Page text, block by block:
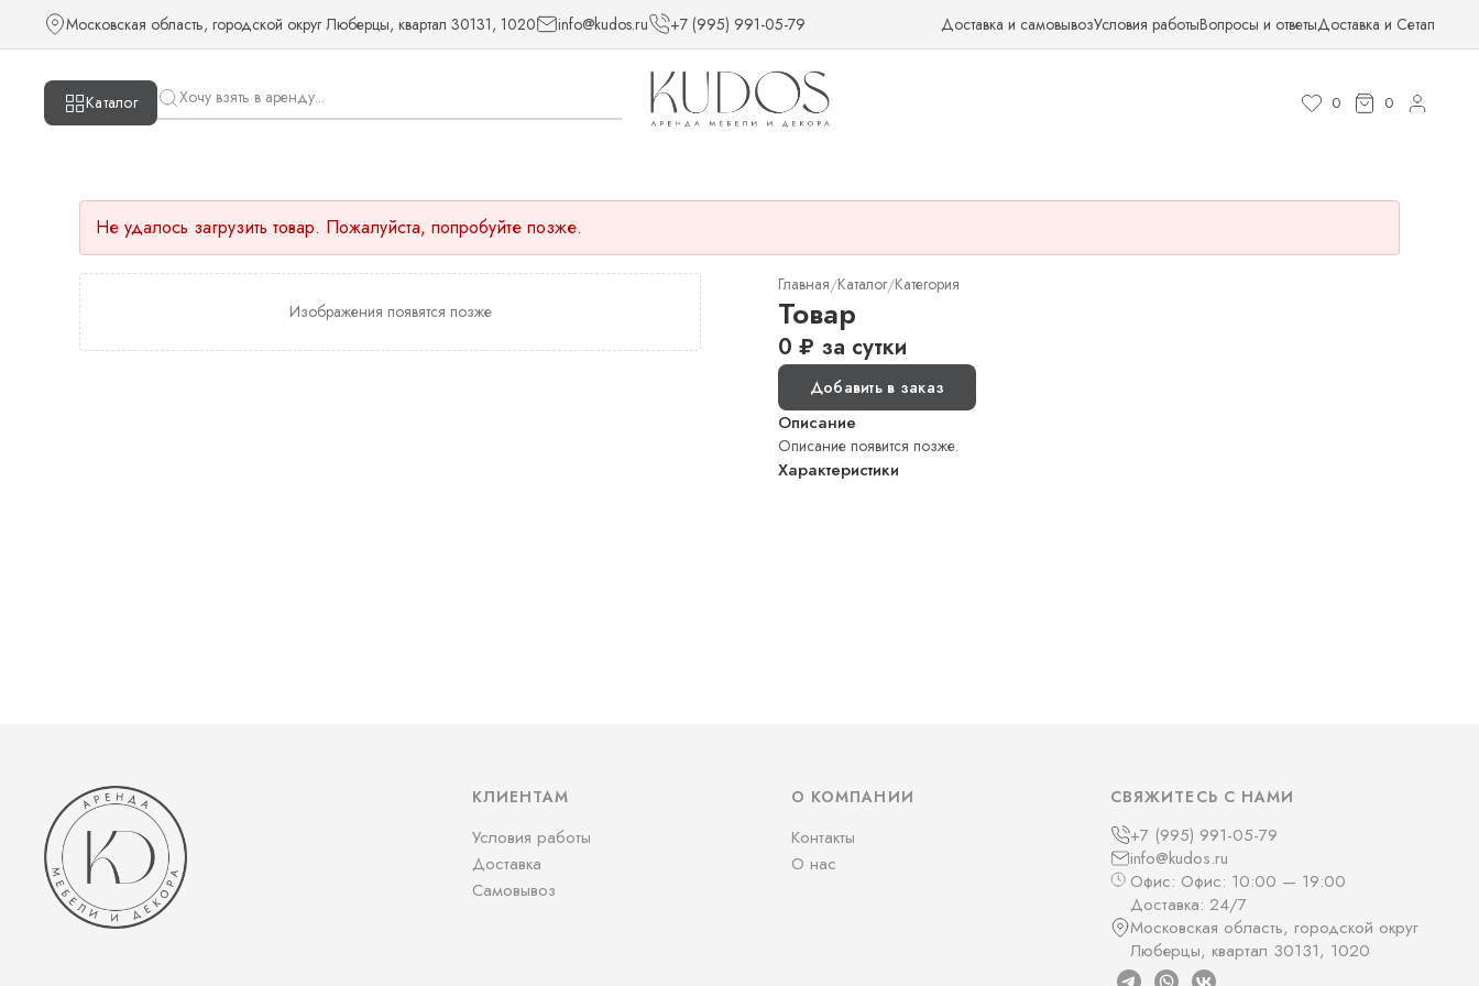
Московская область, городской округ Люберцы, квартал 30131, 1020 info@kudos.ru +7 (995) 991-05-79 Доставка и самовывозУсловия работыВопросы и ответыДоставка и Сетап
Каталог 0 0
Не удалось загрузить товар. Пожалуйста, попробуйте позже.
Изображения появятся позже
Главная/Каталог/Категория
Товар
0 ₽ за сутки
Добавить в заказ
Описание
Описание появится позже.
Характеристики
КЛИЕНТАМ
Условия работы
Доставка
Самовывоз
О КОМПАНИИ
Контакты
О нас
СВЯЖИТЕСЬ С НАМИ
+7 (995) 991-05-79
info@kudos.ru
Офис: Офис: 10:00 — 19:00
Доставка: 24/7
Московская область, городской округ
Люберцы, квартал 30131, 1020